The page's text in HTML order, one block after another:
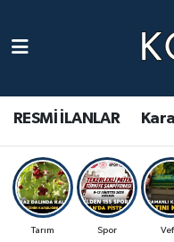
RESMİ İLANLAR
Tarım Spor
Gündem
Güncel Haberler
Spor Haberleri